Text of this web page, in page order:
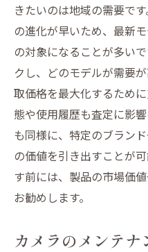
きたいのは地域の需要で
の進化が早いため、最新
の対象になることが多い
クし、どのモデルが需要
取価格を最大化するため
態や使用履歴も査定に影
も同様に、特定のブラン
の価値を引き出すことが
す前には、製品の市場価
お勧めします。
カメラのメンテ